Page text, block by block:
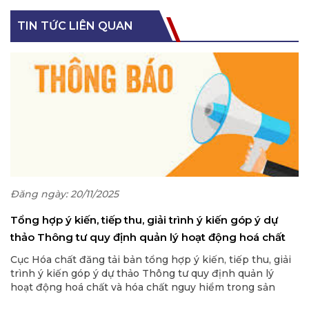
TIN TỨC LIÊN QUAN
Đăng ngày: 20/11/2025
Tổng hợp ý kiến, tiếp thu, giải trình ý kiến góp ý dự
thảo Thông tư quy định quản lý hoạt động hoá chất
và hóa chất nguy hiểm trong sản phẩm, hàng hóa
Cục Hóa chất đăng tải bản tổng hợp ý kiến, tiếp thu, giải
trình ý kiến góp ý dự thảo Thông tư quy định quản lý
hoạt động hoá chất và hóa chất nguy hiểm trong sản